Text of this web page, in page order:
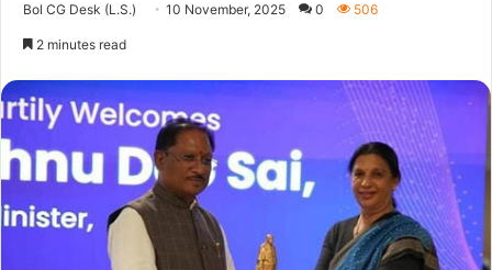
Bol CG Desk (L.S.) 10 November, 2025 0 506
2 minutes read